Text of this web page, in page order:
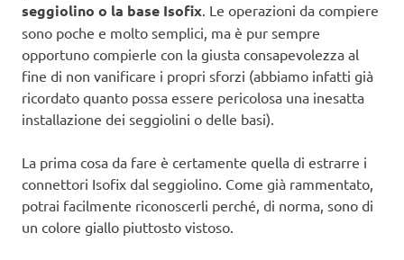
seggiolino o la base Isofix. Le operazioni da compiere
sono poche e molto semplici, ma è pur sempre
opportuno compierle con la giusta consapevolezza al
fine di non vanificare i propri sforzi (abbiamo infatti già
ricordato quanto possa essere pericolosa una inesatta
installazione dei seggiolini o delle basi).
La prima cosa da fare è certamente quella di estrarre i
connettori Isofix dal seggiolino. Come già rammentato,
potrai facilmente riconoscerli perché, di norma, sono di
un colore giallo piuttosto vistoso.